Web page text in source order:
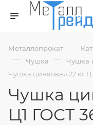
Металлопрокат —
— Чушка — Чушка
Чушка цинковая 22 кг
Чушка
Ц1 ГОСТ